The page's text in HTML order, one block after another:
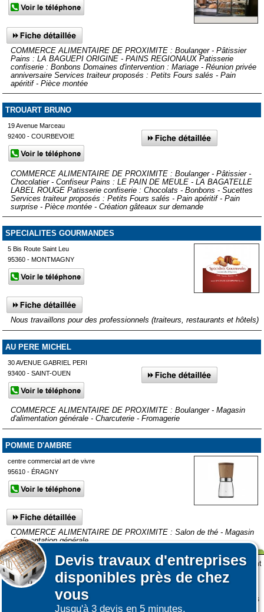
Devis travaux d'entreprises
disponibles près de chez
vous
Jusqu'à 3 devis en 5 minutes.
COMMERCE ALIMENTAIRE DE PROXIMITE : Boulanger - Pâtissier
Pains : LA BAGUEPI ORIGINE - PAINS REGIONAUX Patisserie
confiserie : Bonbons Domaines d'intervention : Mariage - Réunion privée
anniversaire Services traiteur proposés : Petits Fours salés - Pain
apéritif - Pièce montée
TROUART BRUNO
19 Avenue Marceau
92400 - COURBEVOIE
COMMERCE ALIMENTAIRE DE PROXIMITE : Boulanger - Pâtissier -
Chocolatier - Confiseur Pains : LE PAIN DE MEULE - LA BAGATELLE
LABEL ROUGE Patisserie confiserie : Chocolats - Bonbons - Sucettes
Services traiteur proposés : Petits Fours salés - Pain apéritif - Pain
surprise - Pièce montée - Création gâteaux sur demande
SPECIALITES GOURMANDES
5 Bis Route Saint Leu
95360 - MONTMAGNY
Nous travaillons pour des professionnels (traiteurs, restaurants et hôtels)
AU PERE MICHEL
30 AVENUE GABRIEL PERI
93400 - SAINT-OUEN
COMMERCE ALIMENTAIRE DE PROXIMITE : Boulanger - Magasin
d'alimentation générale - Charcuterie - Fromagerie
POMME D'AMBRE
centre commercial art de vivre
95610 - ÉRAGNY
COMMERCE ALIMENTAIRE DE PROXIMITE : Salon de thé - Magasin
d'alimentation générale
Afficher plus de prestataires dans un rayon de 50km autour de
Montsoult
Affiner votre recherche
Lors de votre visite sur notre site des fichiers informatiques nommés cookies sont
déposés sur votre terminal. Ces cookies sont utilisés pour la navigation, le
fonctionnement du site et les mesures d'audience pour l'éditeur.
Nous ne collectons pas vos données personnelles au travers des cookies à des